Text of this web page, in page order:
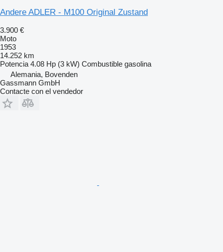
Andere ADLER - M100 Original Zustand
3.900 €
Moto
1953
14.252 km
Potencia 4.08 Hp (3 kW) Combustible gasolina
Alemania, Bovenden
Gassmann GmbH
Contacte con el vendedor